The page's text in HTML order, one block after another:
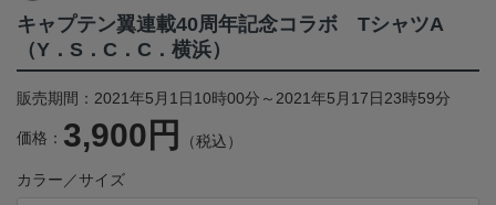
キャプテン翼連載40周年記念コラボ TシャツA
（Y．S．C．C．横浜）
販売期間：2021年5月1日10時00分～2021年5月17日23時59分
価格： 3,900円 （税込）
カラー／サイズ